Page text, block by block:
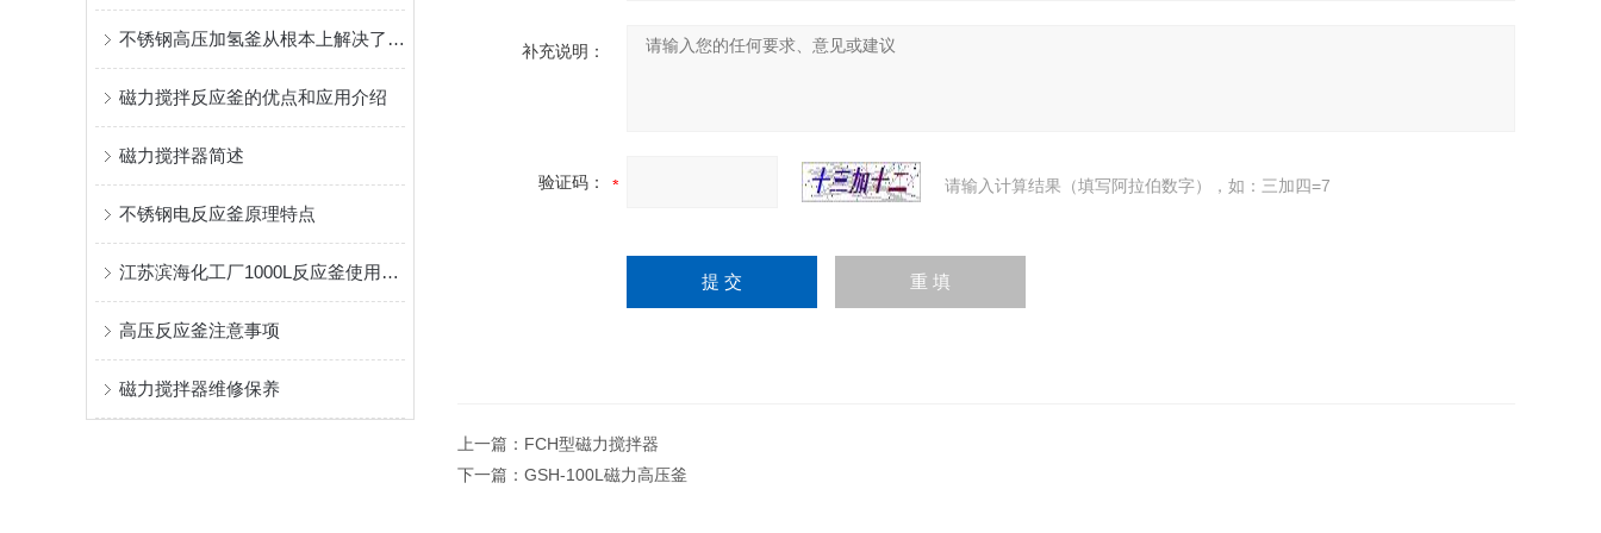
不锈钢高压加氢釜从根本上解决了轴封泄漏问题
磁力搅拌反应釜的优点和应用介绍
磁力搅拌器简述
不锈钢电反应釜原理特点
江苏滨海化工厂1000L反应釜使用现场
高压反应釜注意事项
磁力搅拌器维修保养
补充说明：
验证码： 请输入计算结果（填写阿拉伯数字），如：三加四=7
上一篇： FCH型磁力搅拌器
下一篇： GSH-100L磁力高压釜